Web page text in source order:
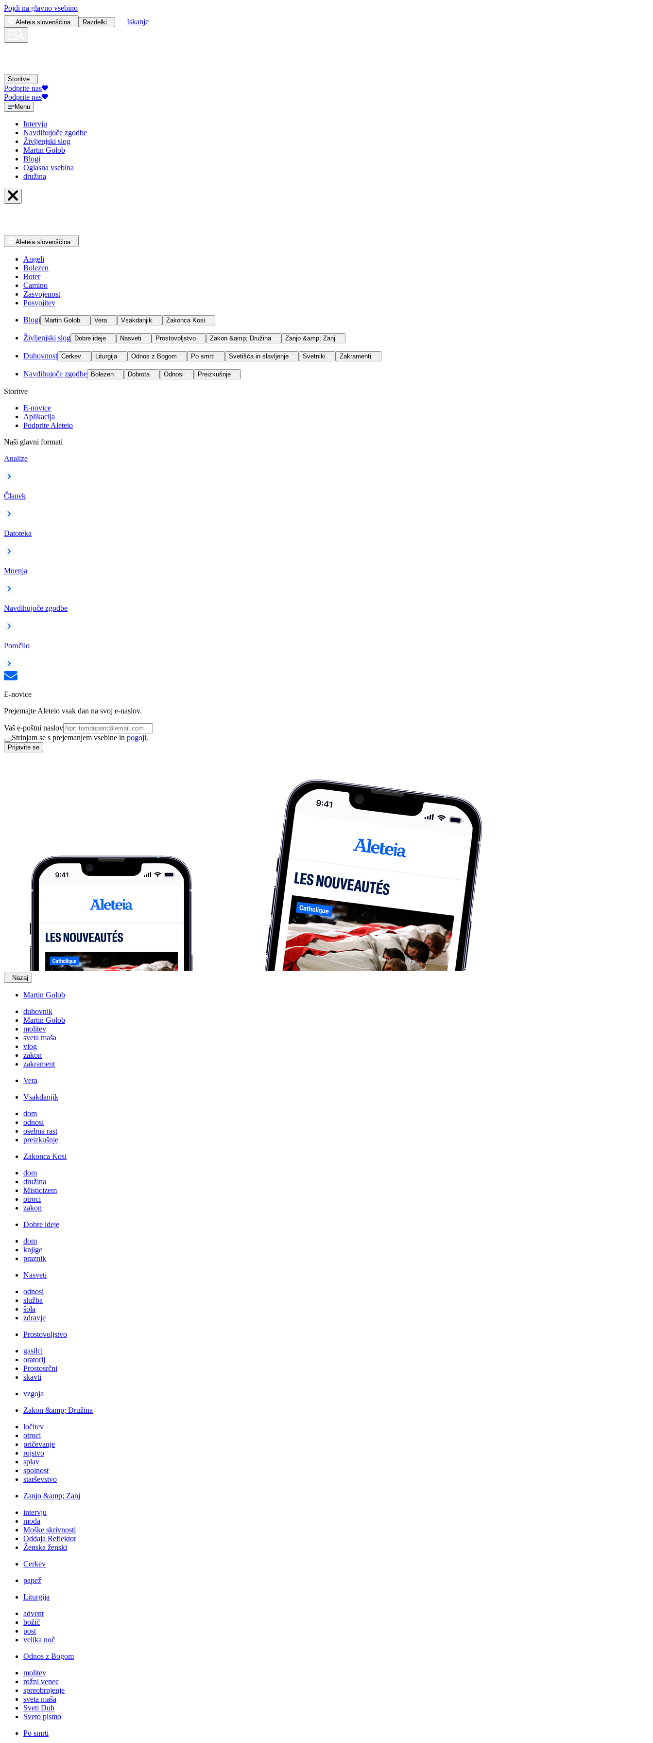
Pojdi na glavno vsebino
Aleteia slovenščina Razdelki Iskanje
Storitve
Podprite nas
Podprite nas
Menu
Intervju
Navdihujoče zgodbe
Življenjski slog
Martin Golob
Blogi
Oglasna vsebina
družina
Aleteia slovenščina
Angeli
Bolezen
Boter
Camino
Zasvojenost
Posvojitev
Blogi Martin Golob Vera Vsakdanjik Zakonca Kosi
Življenjski slog Dobre ideje Nasveti Prostovoljstvo Zakon &amp; Družina Zanjo &amp; Zanj
Duhovnost Cerkev Liturgija Odnos z Bogom Po smrti Svetišča in slavljenje Svetniki Zakramenti
Navdihujoče zgodbe Bolezen Dobrota Odnosi Preizkušnje
Storitve
E-novice
Aplikacija
Podprite Aleteio
Naši glavni formati
Analize
Članek
Datoteka
Mnenja
Navdihujoče zgodbe
Poročilo
E-novice
Prejemajte Aleteio vsak dan na svoj e-naslov.
Vaš e-poštni naslov
Strinjam se s prejemanjem vsebine in pogoji.
Prijavite se
Nazaj
Martin Golob
duhovnik
Martin Golob
molitev
sveta maša
vlog
zakon
zakrament
Vera
Vsakdanjik
dom
odnosi
osebna rast
preizkušnje
Zakonca Kosi
dom
družina
Misticizem
otroci
zakon
Dobre ideje
dom
knjige
praznik
Nasveti
odnosi
služba
šola
zdravje
Prostovoljstvo
gasilci
oratorij
Prostosrčni
skavti
vzgoja
Zakon &amp; Družina
ločitev
otroci
pričevanje
rojstvo
splav
spolnost
starševstvo
Zanjo &amp; Zanj
intervju
moda
Moške skrivnosti
Oddaja Reflektor
Ženska ženski
Cerkev
papež
Liturgija
advent
božič
post
velika noč
Odnos z Bogom
molitev
rožni venec
spreobrnjenje
sveta maša
Sveti Duh
Sveto pismo
Po smrti